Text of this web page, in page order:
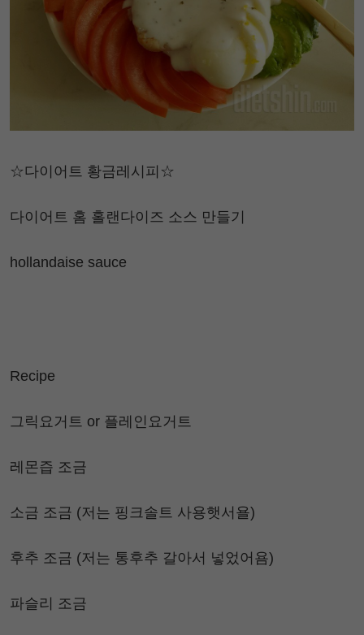
☆다이어트 황금레시피☆
다이어트 홈 홀랜다이즈 소스 만들기
hollandaise sauce
Recipe
그릭요거트 or 플레인요거트
레몬즙 조금
소금 조금 (저는 핑크솔트 사용햇서욜)
후추 조금 (저는 통후추 갈아서 넣었어욤)
파슬리 조금